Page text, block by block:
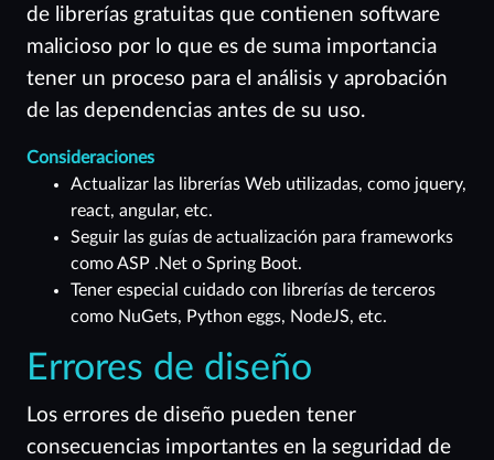
de librerías gratuitas que contienen software
malicioso por lo que es de suma importancia
tener un proceso para el análisis y aprobación
de las dependencias antes de su uso.
Consideraciones
Actualizar las librerías Web utilizadas, como jquery,
react, angular, etc.
Seguir las guías de actualización para frameworks
como ASP .Net o Spring Boot.
Tener especial cuidado con librerías de terceros
como NuGets, Python eggs, NodeJS, etc.
Errores de diseño
Los errores de diseño pueden tener
consecuencias importantes en la seguridad de